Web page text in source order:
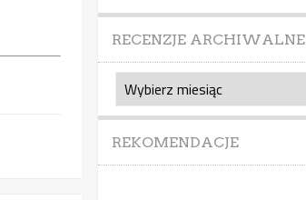
RECENZJE ARCHIWALNE
Recenzje
archiwalne
REKOMENDACJE